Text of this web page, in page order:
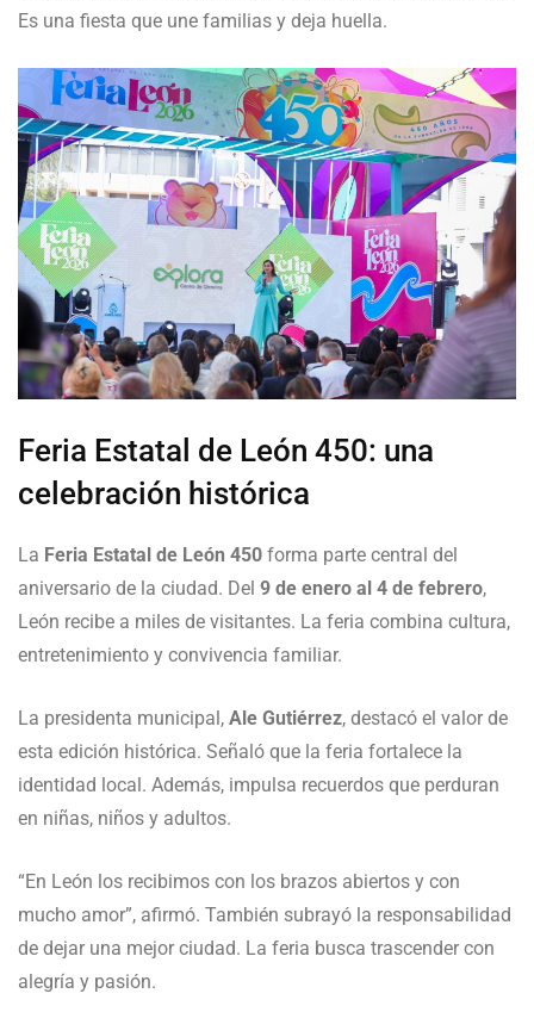
Es una fiesta que une familias y deja huella.
Feria Estatal de León 450: una
celebración histórica
La Feria Estatal de León 450 forma parte central del
aniversario de la ciudad. Del 9 de enero al 4 de febrero,
León recibe a miles de visitantes. La feria combina cultura,
entretenimiento y convivencia familiar.
La presidenta municipal, Ale Gutiérrez, destacó el valor de
esta edición histórica. Señaló que la feria fortalece la
identidad local. Además, impulsa recuerdos que perduran
en niñas, niños y adultos.
“En León los recibimos con los brazos abiertos y con
mucho amor”, afirmó. También subrayó la responsabilidad
de dejar una mejor ciudad. La feria busca trascender con
alegría y pasión.